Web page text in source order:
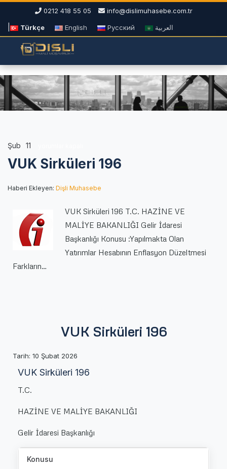
0212 418 55 05 info@dislimuhasebe.com.tr
Türkçe English Русский العربية
Şub 11
196
VUK Sirküleri 196
Haberi Ekleyen: Dişli Muhasebe
VUK Sirküleri 196 T.C. HAZİNE VE
MALİYE BAKANLIĞI Gelir İdaresi
Başkanlığı Konusu :Yapılmakta Olan
Yatırımlar Hesabının Enflasyon Düzeltmesi
Farkların…
VUK Sirküleri 196
Tarih: 10 Şubat 2026
VUK Sirküleri 196
T.C.
HAZİNE VE MALİYE BAKANLIĞI
Gelir İdaresi Başkanlığı
Konusu